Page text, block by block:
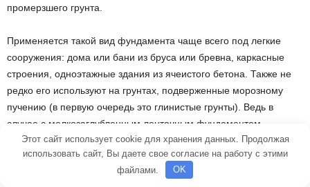
промерзшего грунта.
Применяется такой вид фундамента чаще всего под легкие
сооружения: дома или бани из бруса или бревна, каркасные
строения, одноэтажные здания из ячеистого бетона. Также не
редко его используют на грунтах, подверженные морозному
пучению (в первую очередь это глинистые грунты). Ведь в
случае с мелкозаглубленным ленточным фундаментом
касательные силы пучения, действующие вдоль боковой
поверхности подземной конструкции, будут минимальны. А,
следовательно, их значения будут меньше той нагрузки,
Этот сайт использует cookie для хранения данных. Продолжая
использовать сайт, Вы даете свое согласие на работу с этими
файлами.
OK